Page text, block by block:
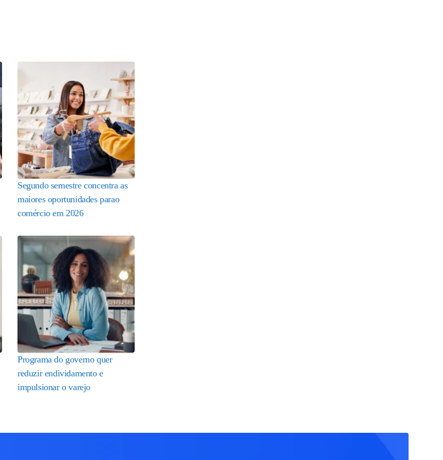
Segundo semestre concentra as
maiores oportunidades parao
comércio em 2026
Programa do governo quer
reduzir endividamento e
impulsionar o varejo